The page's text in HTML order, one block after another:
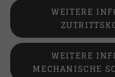
WEITERE
WEITERE
MECHANISCHE